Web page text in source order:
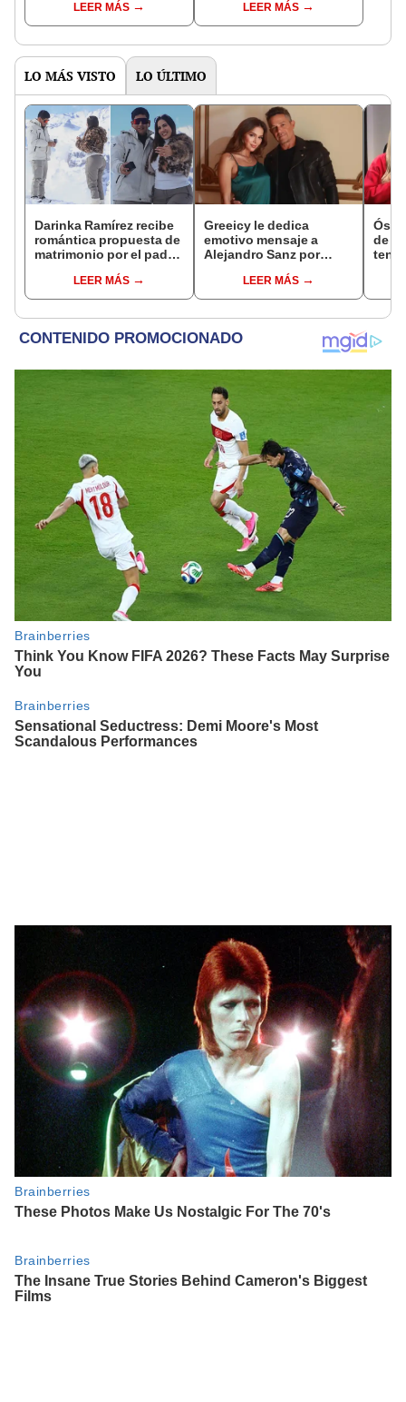
Enanitos Verdes?
LEER MÁS
nivel nacional?
LEER MÁS
LO MÁS VISTO LO ÚLTIMO
Darinka Ramírez recibe
romántica propuesta de
matrimonio por el padre
nervios, lágrimas y
muchísima felicidad"
LEER MÁS
Greeicy le dedica
emotivo mensaje a
Alejandro Sanz por
pedirle la mano
LEER MÁS
de